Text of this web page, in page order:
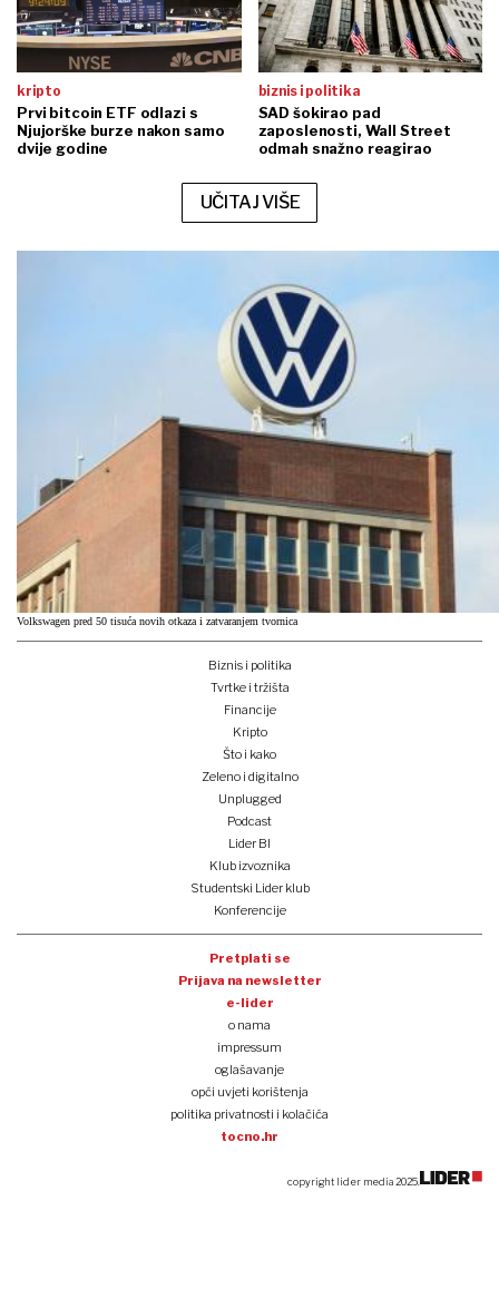
kripto
Prvi bitcoin ETF odlazi s
Njujorške burze nakon samo
dvije godine
biznis i politika
SAD šokirao pad
zaposlenosti, Wall Street
odmah snažno reagirao
UČITAJ VIŠE
Volkswagen pred 50 tisuća novih otkaza i zatvaranjem tvornica
Biznis i politika
Tvrtke i tržišta
Financije
Kripto
Što i kako
Zeleno i digitalno
Unplugged
Podcast
Lider BI
Klub izvoznika
Studentski Lider klub
Konferencije
Pretplati se
Prijava na newsletter
e-lider
o nama
impressum
oglašavanje
opći uvjeti korištenja
politika privatnosti i kolačića
tocno.hr
copyright lider media 2025.